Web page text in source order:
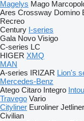
Magelys Mago
Ares Crossway Domino
Recreo
Century I-series
Gala Novo Visigo
C-series LC
HIGER XMQ
MAN
A-series IRIZAR Lion's
Mercedes-Benz
Atego Citaro Integro
Travego Vario
Cityliner Euroliner Jetliner
Civilian